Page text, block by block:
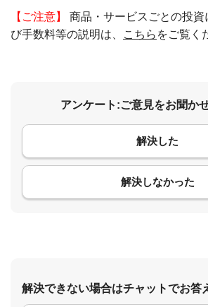
【ご注意】
商品・サービスごとの投資
び手数料等の説明は、
こちら をご覧く
アンケート:ご意見をお聞か
解決した
解決しなかった
コメント
解決できない場合はチャットでお答